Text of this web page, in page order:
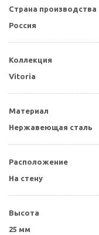
Страна производства
Россия
Коллекция
Vitoria
Материал
Нержавеющая сталь
Расположение
На стену
Высота
25 мм